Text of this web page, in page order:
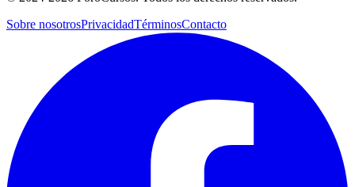
Sobre nosotrosPrivacidadTérminosContacto